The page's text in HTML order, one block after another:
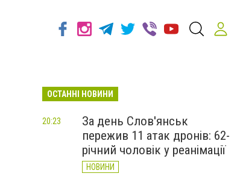
ОСТАННІ НОВИНИ
За день Слов'янськ
пережив 11 атак дронів: 62-
річний чоловік у реанімації
НОВИНИ
20:23